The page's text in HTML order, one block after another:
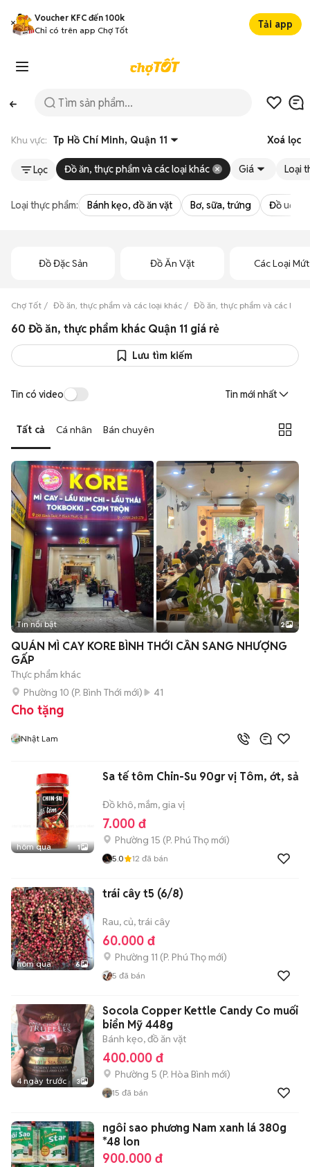
Voucher KFC đến 100k
Chỉ có trên app Chợ Tốt
Tải app
Khu vực: Tp Hồ Chí Minh, Quận 11 Xoá lọc
Lọc Đồ ăn, thực phẩm và các loại khác Giá Loại
Loại thực phẩm: Bánh kẹo, đồ ăn vặt Bơ, sữa, trứng Đồ uống
Đồ Đặc Sản Đồ Ăn Vặt Các Loại Mứt
Chợ Tốt Đồ ăn, thực phẩm và các loại khác Đồ ăn, thực phẩm và các loại
60 Đồ ăn, thực phẩm khác Quận 11 giá rẻ
Lưu tìm kiếm
Tin có video Tin mới nhất
Tất cả Cá nhân Bán chuyên
Tin nổi bật 2
QUÁN MÌ CAY KORE BÌNH THỚI CẦN SANG NHƯỢNG
GẤP
Thực phẩm khác
Phường 10 (P. Bình Thới mới) 41
Cho tặng
Nhật Lam
hôm qua 1
Sa tế tôm Chin-Su 90gr vị Tôm, ớt, sả
Đồ khô, mắm, gia vị
7.000 đ
Phường 15 (P. Phú Thọ mới)
5.0 12 đã bán
hôm qua 6
trái cây t5 (6/8)
Rau, củ, trái cây
60.000 đ
Phường 11 (P. Phú Thọ mới)
5 đã bán
4 ngày trước 3
Socola Copper Kettle Candy Co muối
biển Mỹ 448g
Bánh kẹo, đồ ăn vặt
400.000 đ
Phường 5 (P. Hòa Bình mới)
15 đã bán
ngôi sao phương Nam xanh lá 380g
*48 lon
900.000 đ